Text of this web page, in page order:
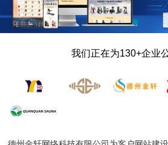
我们正在为130+企业